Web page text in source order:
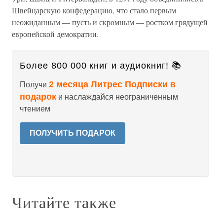
Швейцарскую конфедерацию, что стало первым
неожиданным — пусть и скромным — ростком грядущей
европейской демократии.
Более 800 000 книг и аудиокниг! 📚
Получи 2 месяца Литрес Подписки в
подарок и наслаждайся неограниченным
чтением
ПОЛУЧИТЬ ПОДАРОК
Читайте также